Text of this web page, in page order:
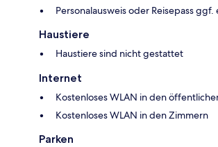
Personalausweis oder Reisepass
Haustiere
Haustiere sind nicht gestattet
Internet
Kostenloses WLAN in den
Kostenloses WLAN in den Zimmern
Parken